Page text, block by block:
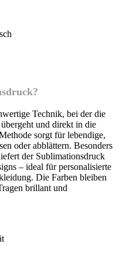
Technik, bei der die
und direkt in die
sorgt für lebendige,
oder abblättern. Besonders
der Sublimationsdruck
– ideal für personalisierte
Die Farben bleiben
brillant und